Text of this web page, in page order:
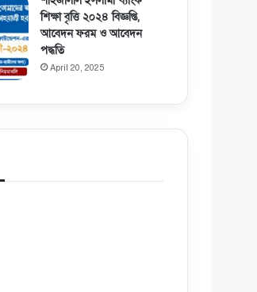
শিক্ষা বৃত্তি ২০২৪ বিজ্ঞপ্তি,
আবেদন ফরম ও আবেদন
পদ্ধতি
April 20, 2025